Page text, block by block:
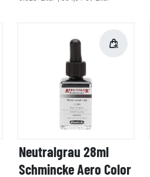
Neutralgrau 28ml
Schmincke Aero Color